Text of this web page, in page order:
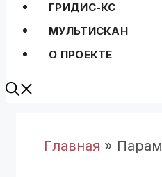
ГРИДИС-КС
МУЛЬТИСКАН
О ПРОЕКТЕ
Главная »